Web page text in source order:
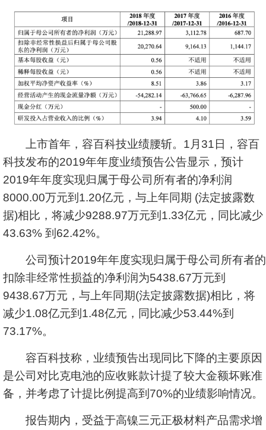
上市首年，容百科技业绩腰斩。1月31日，容百
科技发布的2019年年度业绩预告公告显示，预计
2019年年度实现归属于母公司所有者的净利润
8000.00万元到1.20亿元，与上年同期 (法定披露数
据)相比，将减少9288.97万元到1.33亿元，同比减少
43.63% 到62.42%。
公司预计2019年年度实现归属于母公司所有者的
扣除非经常性损益的净利润为5438.67万元到
9438.67万元，与上年同期(法定披露数据)相比，将
减少1.08亿元到1.48亿元，同比减少53.44%到
73.17%。
容百科技称，业绩预告出现同比下降的主要原因
是公司对比克电池的应收账款计提了较大金额坏账准
备，并考虑了计提比例提高到70%的业绩影响情况。
报告期内，受益于高镍三元正极材料产品需求增